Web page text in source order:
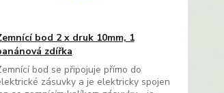
bod 2 x druk 10mm, 1
zdířka
bod se připojuje přímo do
zásuvky a je elektricky spojen